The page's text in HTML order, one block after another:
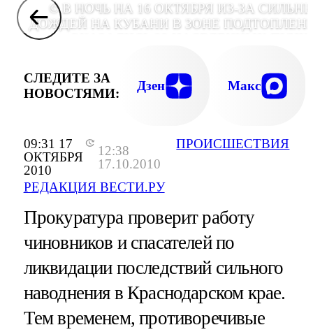
09:31 17
ОКТЯБРЯ
2010
12:38
17.10.2010
РЕДАКЦИЯ ВЕСТИ.РУ
ПРОИСШЕСТВИЯ
© В НОЧЬ НА 16 ОКТЯБРЯ ИЗ-ЗА
ДОЖДЕЙ НА КУБАНИ В ЗОНЕ
СЛЕДИТЕ ЗА
НОВОСТЯМИ:
Дзен Макс
Прокуратура проверит работу
чиновников и спасателей по
ликвидации последствий сильного
наводнения в Краснодарском крае.
Тем временем, противоречивые